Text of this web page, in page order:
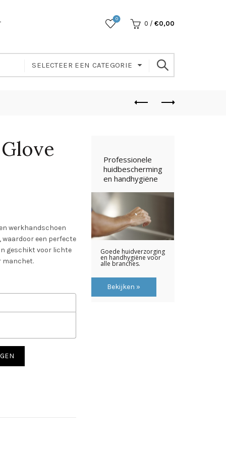
0
0 / €0,00
SELECTEER EEN CATEGORIE
werkhandschoen
waardoor een perfecte
geschikt voor lichte
manchet.